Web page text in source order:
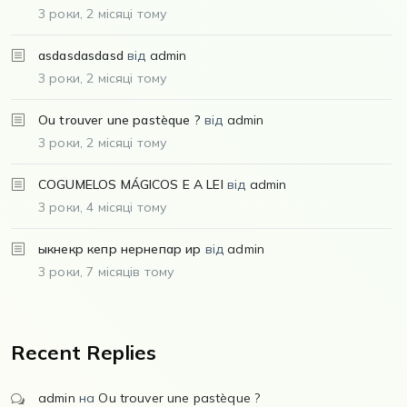
3 роки, 2 місяці тому
asdasdasdasd від admin
3 роки, 2 місяці тому
Ou trouver une pastèque ? від admin
3 роки, 2 місяці тому
COGUMELOS MÁGICOS E A LEI від admin
3 роки, 4 місяці тому
ыкнекр кепр нернепар ир відadmin
3 роки, 7 місяців тому
Recent Replies
admin наOu trouver une pastèque ?